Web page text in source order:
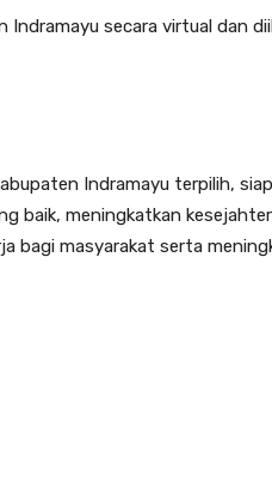
secara virtual dan
Indramayu terpilih,
baik, meningkatkan
bagi masyarakat serta